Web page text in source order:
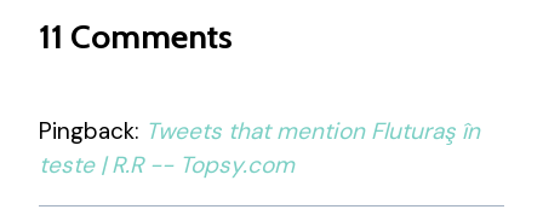
11 Comments
Pingback: Tweets that mention Fluturaş în
teste | R.R -- Topsy.com